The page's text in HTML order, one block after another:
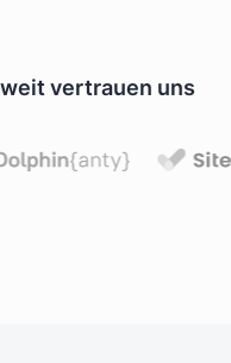
vertrauen uns